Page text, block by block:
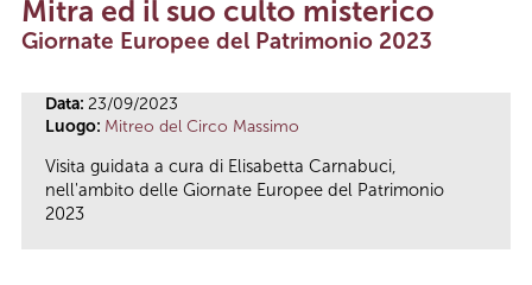
Mitra ed il suo culto misterico
Giornate Europee del Patrimonio 2023
Data: 23/09/2023
Luogo: Mitreo del Circo Massimo
Visita guidata a cura di Elisabetta Carnabuci,
nell'ambito delle Giornate Europee del Patrimonio
2023